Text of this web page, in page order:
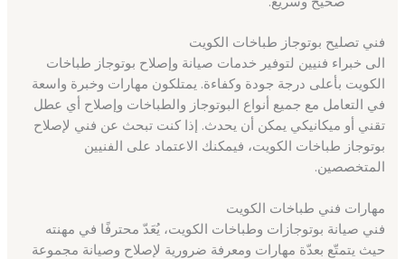
فني تصليح بوتوجاز طباخات الكويت
الى خبراء فنيين لتوفير خدمات صيانة وإصلاح بوتوجاز طباخات
الكويت بأعلى درجة جودة وكفاءة. يمتلكون مهارات وخبرة واسعة
في التعامل مع جميع أنواع البوتوجاز والطباخات وإصلاح أي عطل
تقني أو ميكانيكي يمكن أن يحدث. إذا كنت تبحث عن فني لإصلاح
بوتوجاز طباخات الكويت، فيمكنك الاعتماد على الفنيين
المتخصصين.
مهارات فني طباخات الكويت
فني صيانة بوتوجازات وطباخات الكويت، يُعَدّ محترفًا في مهنته
حيث يتمتّع بعدّة مهارات ومعرفة ضرورية لإصلاح وصيانة مجموعة